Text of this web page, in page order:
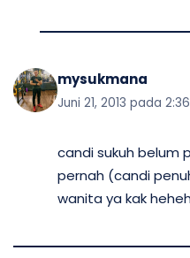
mysukmana
Juni 21, 2013 pada
candi sukuh belum
pernah (candi
wanita ya kak